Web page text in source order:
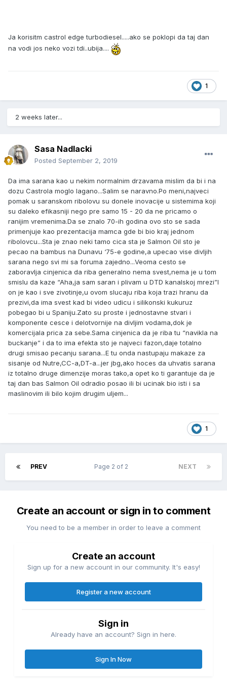
Ja korisitm castrol edge turbodiesel.....ako se poklopi da taj dan
na vodi jos neko vozi tdi..ubija....
1
2 weeks later...
Sasa Nadlacki
Posted September 2, 2019
Da ima sarana kao u nekim normalnim drzavama mislim da bi i na
dozu Castrola moglo lagano...Salim se naravno.Po meni,najveci
pomak u saranskom ribolovu su donele inovacije u sistemima koji
su daleko efikasniji nego pre samo 15 - 20 da ne pricamo o
ranijim vremenima.Da se znalo 70-ih godina ovo sto se sada
primenjuje kao prezentacija mamca gde bi bio kraj jednom
ribolovcu...Sta je znao neki tamo cica sta je Salmon Oil sto je
pecao na bambus na Dunavu ‘75-e godine,a upecao vise divljih
sarana nego svi mi sa foruma zajedno...Veoma cesto se
zaboravlja cinjenica da riba generalno nema svest,nema je u tom
smislu da kaze “Aha,ja sam saran i plivam u DTD kanalskoj mrezi”I
on je kao i sve zivotinje,u ovom slucaju riba koja trazi hranu da
prezivi,da ima svest kad bi video udicu i silikonski kukuruz
pobegao bi u Spaniju.Zato su proste i jednostavne stvari i
komponente cesce i delotvornije na divljim vodama,dok je
komercijala prica za sebe.Sama cinjenica da je riba tu “navikla na
buckanje” i da to ima efekta sto je najveci fazon,daje totalno
drugi smisao pecanju sarana...E tu onda nastupaju makaze za
sisanje od Nutre,CC-a,DT-a...jer jbg,ako hoces da uhvatis sarana
iz totalno druge dimenzije moras tako,a opet ko ti garantuje da je
taj dan bas Salmon Oil odradio posao ili bi ucinak bio isti i sa
maslinovim ili bilo kojim drugim uljem...
1
PREV NEXT
Page 2 of 2
Create an account or sign in to comment
You need to be a member in order to leave a comment
Create an account
Sign up for a new account in our community. It's easy!
Register a new account
Sign in
Already have an account? Sign in here.
Sign In Now